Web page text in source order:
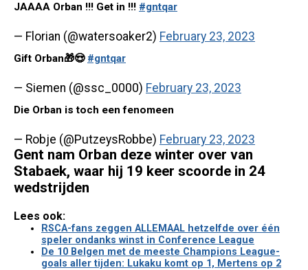
JAAAA Orban !!! Get in !!! #gntqar
— Florian (@watersoaker2) February 23, 2023
Gift Orban🎁😍 #gntqar
— Siemen (@ssc_0000) February 23, 2023
Die Orban is toch een fenomeen
— Robje (@PutzeysRobbe) February 23, 2023
Gent nam Orban deze winter over van
Stabaek, waar hij 19 keer scoorde in 24
wedstrijden
Lees ook:
RSCA-fans zeggen ALLEMAAL hetzelfde over één
speler ondanks winst in Conference League
De 10 Belgen met de meeste Champions League-
goals aller tijden: Lukaku komt op 1, Mertens op 2